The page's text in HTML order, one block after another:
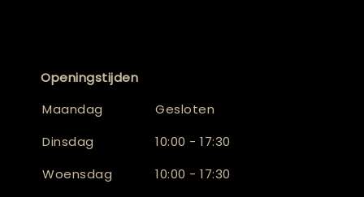
Openingstijden
Maandag
Gesloten
Dinsdag
10:00 - 17:30
Woensdag
10:00 - 17:30